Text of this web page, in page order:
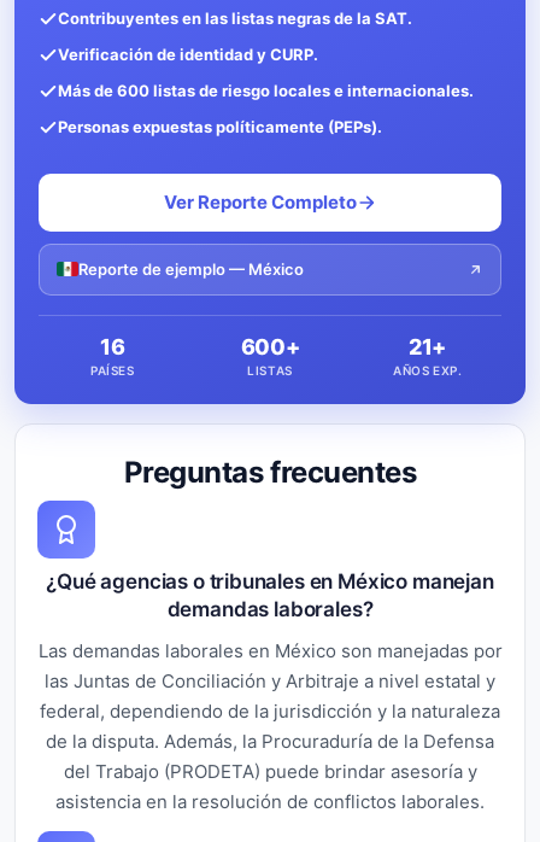
Preguntas frecuentes
¿Qué agencias o tribunales en México manejan
demandas laborales?
Las demandas laborales en México son manejadas por
las Juntas de Conciliación y Arbitraje a nivel estatal y
federal, dependiendo de la jurisdicción y la naturaleza
de la disputa. Además, la Procuraduría de la Defensa
del Trabajo (PRODETA) puede brindar asesoría y
asistencia en la resolución de conflictos laborales.
Contribuyentes en las listas negras de la SAT.
Verificación de identidad y CURP.
Más de 600 listas de riesgo locales e internacionales.
Personas expuestas políticamente (PEPs).
Ver Reporte Completo
Reporte de ejemplo — México
16
PAÍSES
600+
LISTAS
21+
AÑOS EXP.